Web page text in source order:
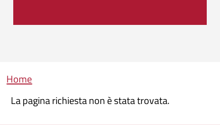
Briciole di pane
Home
La pagina richiesta non è stata trovata.